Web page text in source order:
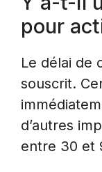
pour
Le délai de
souscrit.
d’autres
entre 30 et